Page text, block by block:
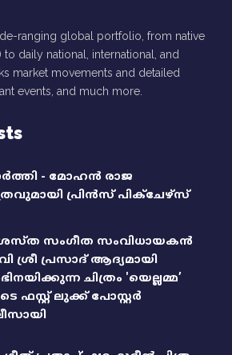
ranging global portfolio, from native
to daily national, international, and
market movements and detailed
events, and much more.
- മോഹൻ രാജ
പ്രിൻസ് പിക്ചേഴ്സ്
സംഗീത സംവിധായകൻ
ശ്രീ പ്രസാദ് ആദ്യമായി
ചിത്രം 'യെല്ലമ്മ’
ഫസ്റ്റ് ലുക്ക് പോസ്റ്റർ